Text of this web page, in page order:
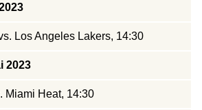
Los Angeles Lakers, 14:30
2023
Miami Heat, 14:30